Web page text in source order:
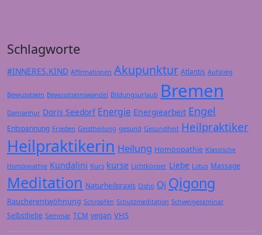
Schlagworte
#INNERES.KIND Affirmationen Akupunktur Atlantis Aufstieg
Bewusstsein Bewusstseinswandel Bildungsurlaub Bremen
Damanhur Doris Seedorf Energie Energiearbeit Engel
Entspannung Frieden Geistheilung gesund Gesundheit Heilpraktiker
Heilpraktikerin Heilung Homöopathie Klassische
Homöopathie Kundalini Kurs kurse Lichtkörper Liebe Lotus Massage
Meditation Naturheilpraxis Osho Qi Qigong
Raucherentwöhnung Schröpfen Schutzmeditation Schweigeseminar
Selbstliebe Seminar TCM vegan VHS